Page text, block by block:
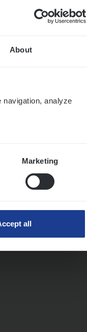
About
navigation, analyze
Marketing
all
Mathias
dossiers
Thalia
games